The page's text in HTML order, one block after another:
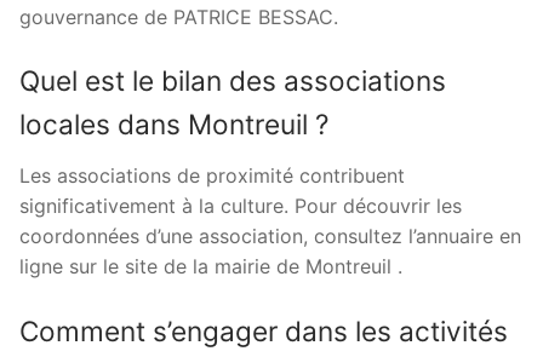
gouvernance de PATRICE BESSAC.
Quel est le bilan des associations
locales dans Montreuil ?
Les associations de proximité contribuent
significativement à la culture. Pour découvrir les
coordonnées d’une association, consultez l’annuaire en
ligne sur le site de la mairie de Montreuil .
Comment s’engager dans les activités